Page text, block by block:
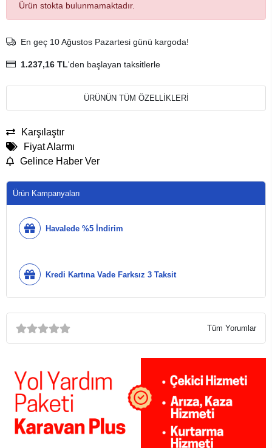
Ürün stokta bulunmamaktadır.
En geç 10 Ağustos Pazartesi günü kargoda!
1.237,16 TL'den başlayan taksitlerle
ÜRÜNÜN TÜM ÖZELLİKLERİ
Karşılaştır
Fiyat Alarmı
Gelince Haber Ver
Ürün Kampanyaları
Havalede %5 İndirim
Kredi Kartına Vade Farksız 3 Taksit
Tüm Yorumlar